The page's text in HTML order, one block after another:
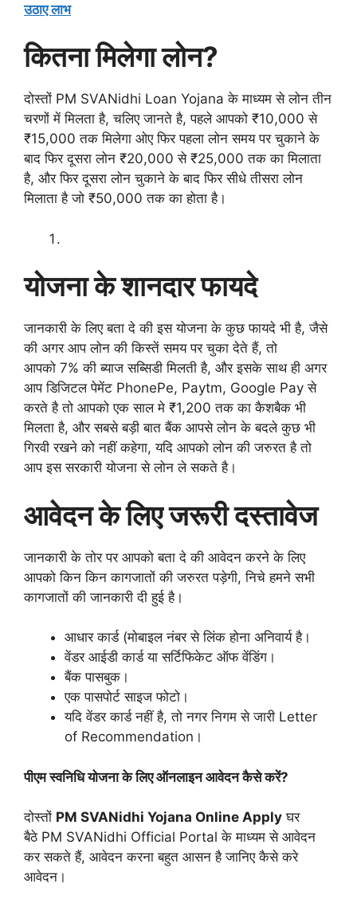
उठाए लाभ
कितना मिलेगा लोन?
दोस्तों PM SVANidhi Loan Yojana के माध्यम से लोन तीन
चरणों में मिलता है, चलिए जानते है, पहले आपको ₹10,000 से
₹15,000 तक मिलेगा ओए फिर पहला लोन समय पर चुकाने के
बाद फिर दूसरा लोन ₹20,000 से ₹25,000 तक का मिलाता
है, और फिर दूसरा लोन चुकाने के बाद फिर सीधे तीसरा लोन
मिलाता है जो ₹50,000 तक का होता है।
योजना के शानदार फायदे
जानकारी के लिए बता दे की इस योजना के कुछ फायदे भी है, जैसे
की अगर आप लोन की किस्तें समय पर चुका देते हैं, तो
आपको 7% की ब्याज सब्सिडी मिलती है, और इसके साथ ही अगर
आप डिजिटल पेमेंट PhonePe, Paytm, Google Pay से
करते है तो आपको एक साल मे ₹1,200 तक का कैशबैक भी
मिलता है, और सबसे बड़ी बात बैंक आपसे लोन के बदले कुछ भी
गिरवी रखने को नहीं कहेगा, यदि आपको लोन की जरुरत है तो
आप इस सरकारी योजना से लोन ले सकते है।
आवेदन के लिए जरूरी दस्तावेज
जानकारी के तोर पर आपको बता दे की आवेदन करने के लिए
आपको किन किन कागजातों की जरुरत पड़ेगी, निचे हमने सभी
कागजातों की जानकारी दी हुई है।
आधार कार्ड (मोबाइल नंबर से लिंक होना अनिवार्य है।
वेंडर आईडी कार्ड या सर्टिफिकेट ऑफ वेंडिंग।
बैंक पासबुक।
एक पासपोर्ट साइज फोटो।
यदि वेंडर कार्ड नहीं है, तो नगर निगम से जारी Letter
of Recommendation।
पीएम स्वनिधि योजना के लिए ऑनलाइन आवेदन कैसे करें?
दोस्तों PM SVANidhi Yojana Online Apply घर
बैठे PM SVANidhi Official Portal के माध्यम से आवेदन
कर सकते हैं, आवेदन करना बहुत आसन है जानिए कैसे करे
आवेदन।